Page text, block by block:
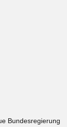
Bundesregierung